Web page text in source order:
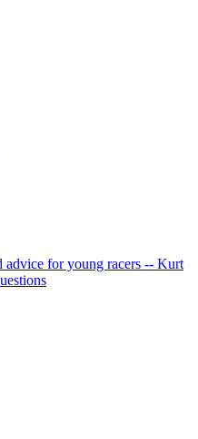
advice for young racers -- Kurt